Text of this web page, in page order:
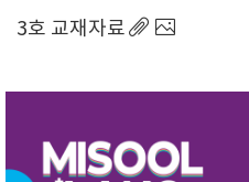
3호 교재자료